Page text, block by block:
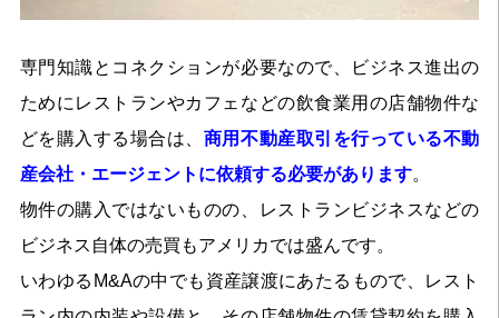
専門知識とコネクションが必要なので、ビジネス進出の
ためにレストランやカフェなどの飲食業用の店舗物件な
どを購入する場合は、 商用不動産取引を行っている不動
産会社・エージェントに依頼する必要があります。
物件の購入ではないものの、レストランビジネスなどの
ビジネス自体の売買もアメリカでは盛んです。
いわゆるM&Aの中でも資産譲渡にあたるもので、レスト